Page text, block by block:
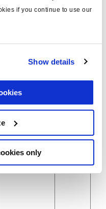
if you continue to use our
Show details
only
ISO7638
Zündung
ausschalten